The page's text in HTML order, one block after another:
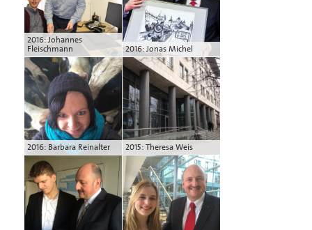
2016: Johannes
Fleischmann
2016: Jonas Michel
2016: Barbara Reinalter 2015: Theresa Weis